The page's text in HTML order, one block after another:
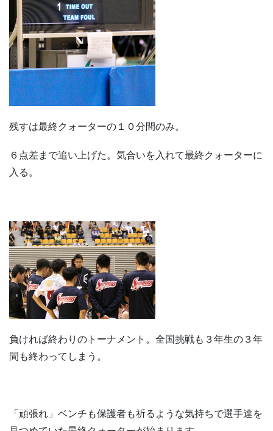
残すは最終クォーターの１０分間のみ。
６点差まで追い上げた。気合いを入れて最終クォーターに
入る。
負ければ終わりのトーナメント。全国挑戦も３年生の３年
間も終わってしまう。
「頑張れ」ベンチも保護者も祈るような気持ちで選手達を